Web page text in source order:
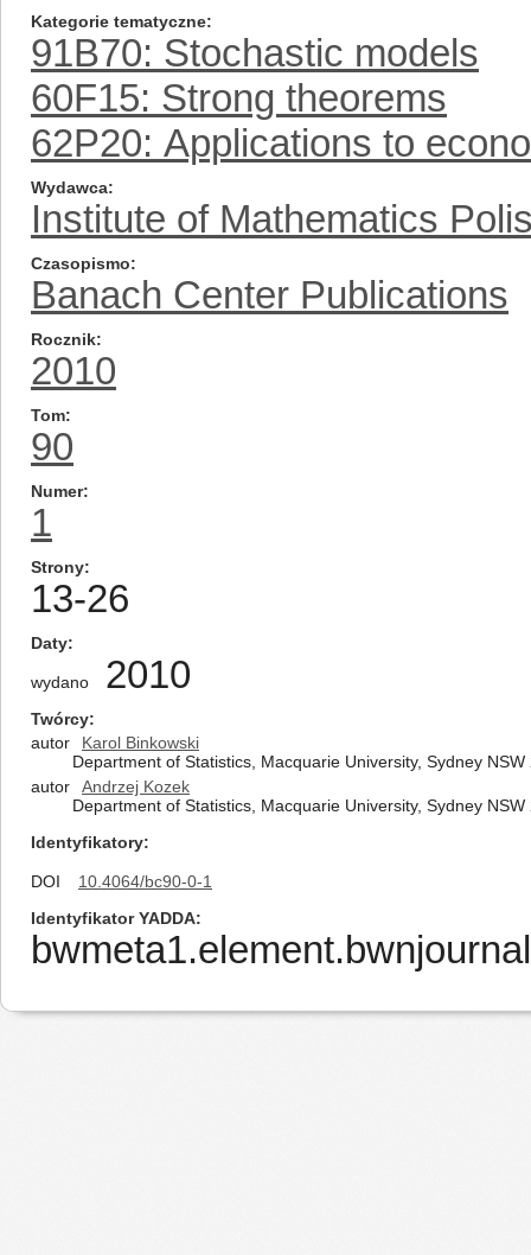
Kategorie tematyczne
91B70: Stochastic models
60F15: Strong theorems
62P20: Applications to
Wydawca
Institute of Mathematics
Czasopismo
Banach Center Publications
Rocznik
2010
Tom
90
Numer
1
Strony
13-26
Daty
wydano 2010
Twórcy
autor
Karol Binkowski
Department of Statistics, Macquarie University, Sydney NSW
autor
Andrzej Kozek
Department of Statistics, Macquarie University, Sydney NSW
Identyfikatory
DOI
10.4064/bc90-0-1
Identyfikator YADDA